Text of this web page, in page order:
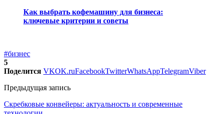
Как выбрать кофемашину для бизнеса:
ключевые критерии и советы
#бизнес
5
Поделится VKOK.ruFacebookTwitterWhatsAppTelegramViber
Предыдущая запись
Скребковые конвейеры: актуальность и современные